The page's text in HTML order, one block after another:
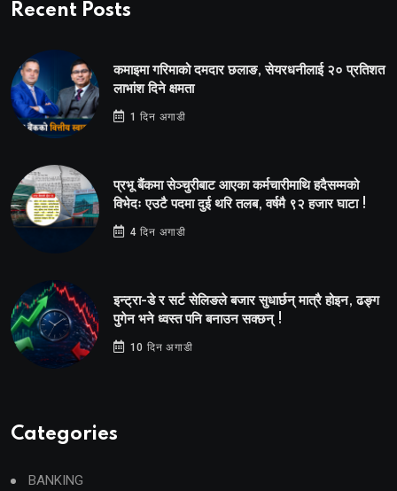
Recent Posts
कमाइमा गरिमाको दमदार छलाङ, सेयरधनीलाई २० प्रतिशत
लाभांश दिने क्षमता
1 दिन अगाडी
प्रभू बैंकमा सेञ्चुरीबाट आएका कर्मचारीमाथि हदैसम्मको
विभेदः एउटै पदमा दुई थरि तलब, वर्षमै ९२ हजार घाटा !
4 दिन अगाडी
इन्ट्रा-डे र सर्ट सेलिङले बजार सुधार्छन् मात्रै होइन, ढङ्ग
पुगेन भने ध्वस्त पनि बनाउन सक्छन् !
10 दिन अगाडी
Categories
BANKING